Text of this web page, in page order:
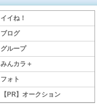
イイね！
ブログ
グループ
みんカラ＋
フォト
【PR】オークション